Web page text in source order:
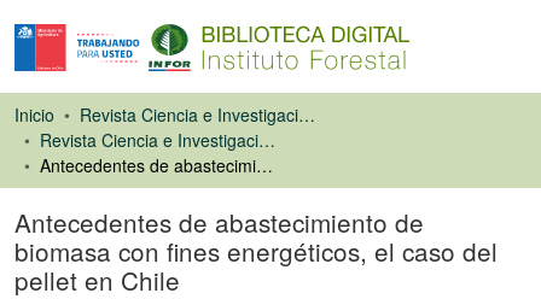
Inicio
Revista Ciencia e Investigación Forestal (CIFOR)
Revista Ciencia e Investigación Forestal
Antecedentes de abastecimiento de biomasa con fines energéticos, el caso del pellet en Chile
Antecedentes de abastecimiento de
biomasa con fines energéticos, el caso del
pellet en Chile